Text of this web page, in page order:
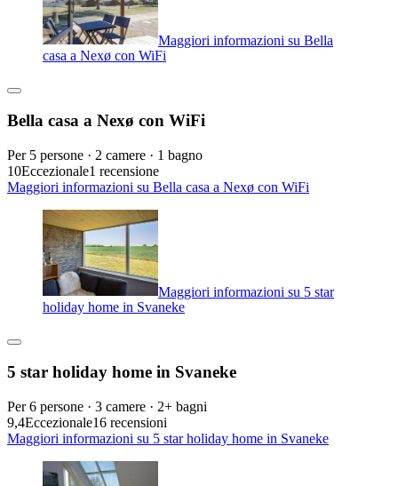
Maggiori informazioni su Bella
casa a Nexø con WiFi
Bella casa a Nexø con WiFi
Per 5 persone · 2 camere · 1 bagno
10Eccezionale1 recensione
Maggiori informazioni su Bella casa a Nexø con WiFi
Maggiori informazioni su 5 star
holiday home in Svaneke
5 star holiday home in Svaneke
Per 6 persone · 3 camere · 2+ bagni
9,4Eccezionale16 recensioni
Maggiori informazioni su 5 star holiday home in Svaneke